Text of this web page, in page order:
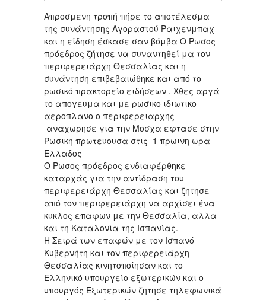
Aπροσμενη τροπή πήρε το αποτέλεσμα
της συνάντησης Αγοραστού Ραιχενμπαχ
και η είδηση έσκασε σαν βόμβα Ο Ρωσος
πρόεδρος ζήτησε να συναντηθεί μα τον
περιφερειάρχη Θεσσαλίας και η
συνάντηση επιβεβαιώθηκε και από το
ρωσικό πρακτορείο ειδήσεων . Χθες αργά
το απογευμα και με ρωσικο ιδιωτικο
αεροπλανο ο περιφερειαρχης
αναχωρησε για την Μοσχα εφτασε στην
Ρωσικη πρωτευουσα στις 1 πρωινη ωρα
Ελλαδος
Ο Ρωσος πρόεδρος ενδιαφέρθηκε
καταρχάς για την αντίδραση του
περιφερειάρχη Θεσσαλίας και ζητησε
από τον περιφερειάρχη να αρχίσει ένα
κυκλος επαφων με την Θεσσαλία, αλλα
και τη Καταλονία της Ισπανίας.
Η Σειρά των επαφών με τον Ισπανό
Κυβερνήτη και τον περιφερειάρχη
Θεσσαλίας κινητοποίησαν και το
Ελληνικό υπουργείο εξωτερικών και ο
υπουργός Εξωτερικών ζητησε τηλεφωνικά